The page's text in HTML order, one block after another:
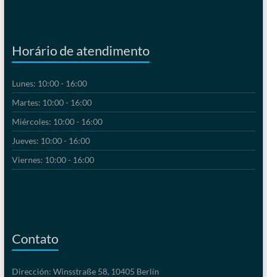
Horário de atendimento
Lunes: 10:00 - 16:00
Martes: 10:00 - 16:00
Miércoles: 10:00 - 16:00
Jueves: 10:00 - 16:00
Viernes: 10:00 - 16:00
Contato
Dirección: Winsstraße 58, 10405 Berlín